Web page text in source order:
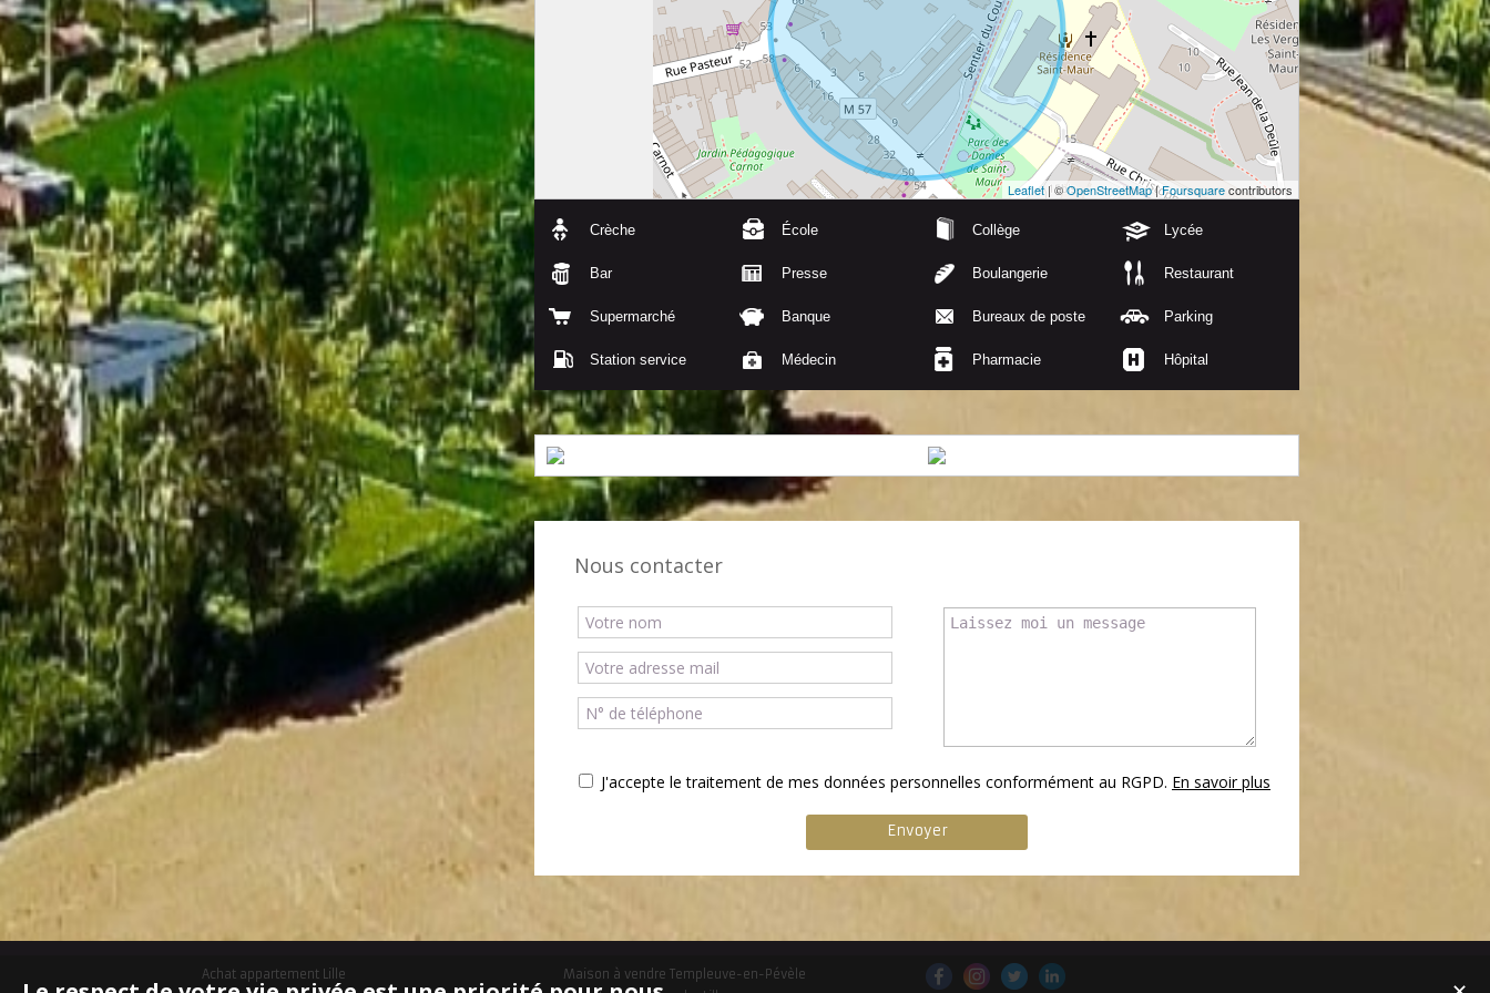
Leaflet | ©OpenStreetMap|Foursquarecontributors
Crèche École Collège Lycée
Bar Presse Boulangerie Restaurant
Supermarché Banque Bureaux de poste Parking
Station service Médecin Pharmacie Hôpital
Nous contacter
J'accepte le traitement de mes données personnelles conformément au RGPD. En savoir plus
Achat appartement Lille
Maison à vendre Templeuve-en-Pévèle